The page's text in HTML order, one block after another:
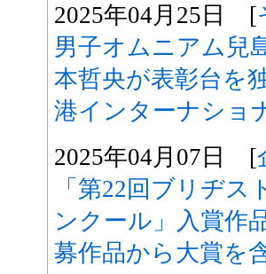
2025年04月25日 [
男子オムニアム兒
本哲央が表彰台を
港インターナショ
2025年04月07日 [
「第22回ブリヂ
ンクール」入賞作
募作品から大賞を